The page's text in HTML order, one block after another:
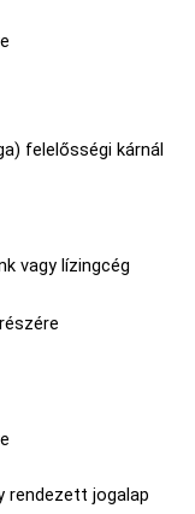
felelősségi kárnál
vagy lízingcég
rendezett jogalap